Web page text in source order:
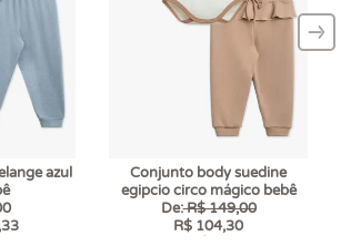
azul
Conjunto body suedine
egipcio circo mágico bebê
De:R$ 149,00
R$ 104,30
–
›